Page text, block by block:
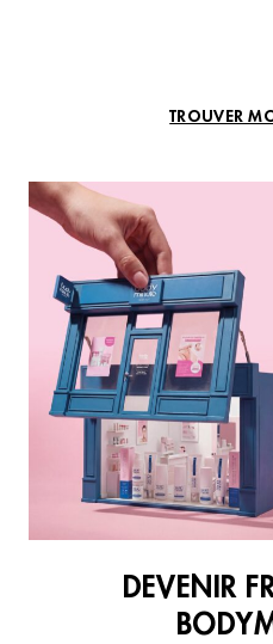
TROUVER
DEVENIR